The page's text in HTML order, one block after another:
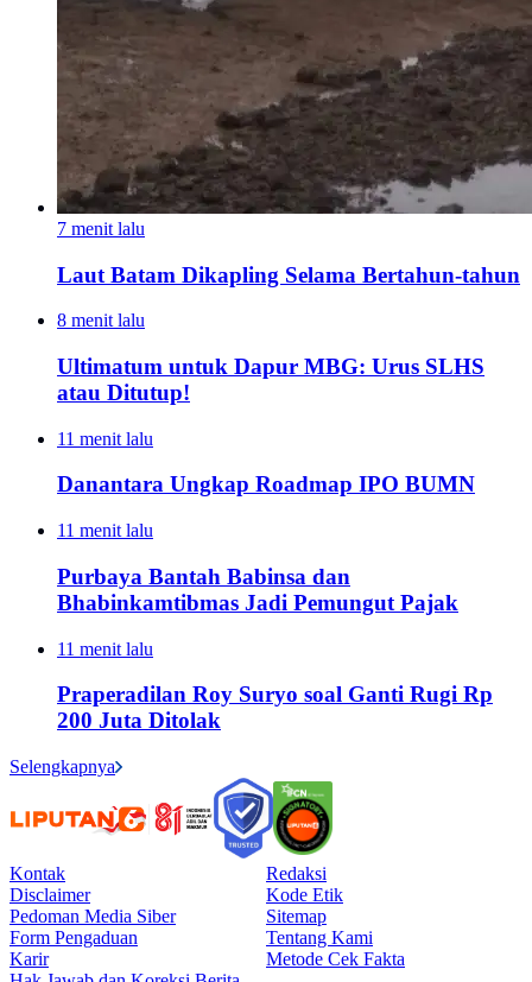
7 menit lalu
Laut Batam Dikapling Selama Bertahun-tahun
8 menit lalu
Ultimatum untuk Dapur MBG: Urus SLHS
atau Ditutup!
11 menit lalu
Danantara Ungkap Roadmap IPO BUMN
11 menit lalu
Purbaya Bantah Babinsa dan
Bhabinkamtibmas Jadi Pemungut Pajak
11 menit lalu
Praperadilan Roy Suryo soal Ganti Rugi Rp
200 Juta Ditolak
Selengkapnya
Kontak
Redaksi
Disclaimer
Kode Etik
Pedoman Media Siber
Sitemap
Form Pengaduan
Tentang Kami
Karir
Metode Cek Fakta